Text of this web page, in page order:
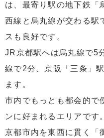
は、最寄り駅の地下鉄「
西線と烏丸線が交わる駅
スも良好です。
JR京都駅へは烏丸線で5
線で2分、京阪「三条」
ます。
市内でもっとも都会的で
ンに好まれるエリアです。
京都市内を東西に貫く「